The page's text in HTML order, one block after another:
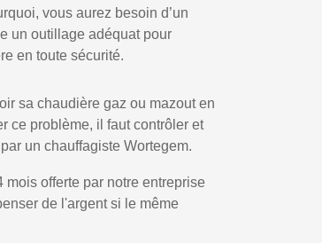
vous aurez besoin d’un
un outillage adéquat pour
en toute sécurité.
sa chaudière gaz ou mazout en
ce problème, il faut contrôler et
un chauffagiste Wortegem.
offerte par notre entreprise
de l'argent si le même